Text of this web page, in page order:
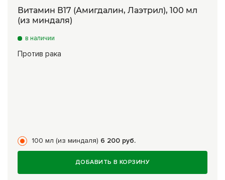
Витамин В17 (Амигдалин, Лаэтрил), 100 мл
(из миндаля)
в наличии
Против рака
100 мл (из миндаля) 6 200 руб.
ДОБАВИТЬ В КОРЗИНУ